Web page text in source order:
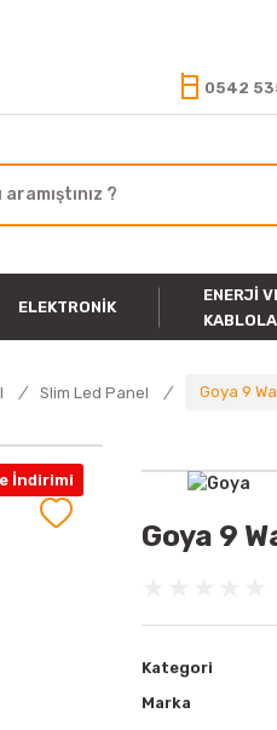
0542
ELEKTRONIK
ENERJI
Slim Led Panel Goya 9
İndirimi
Goya 9
Kategori
Marka